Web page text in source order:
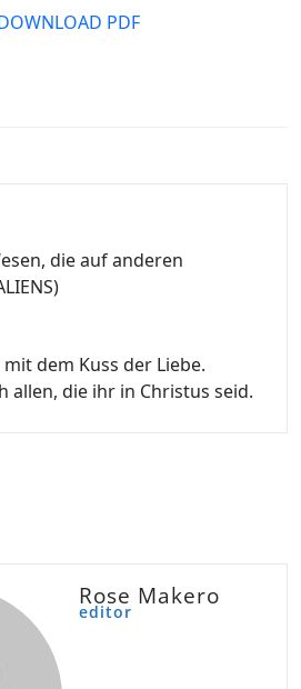
PDF
die auf anderen
dem Kuss der Liebe.
allen, die ihr in Christus seid.
Rose Makero
editor